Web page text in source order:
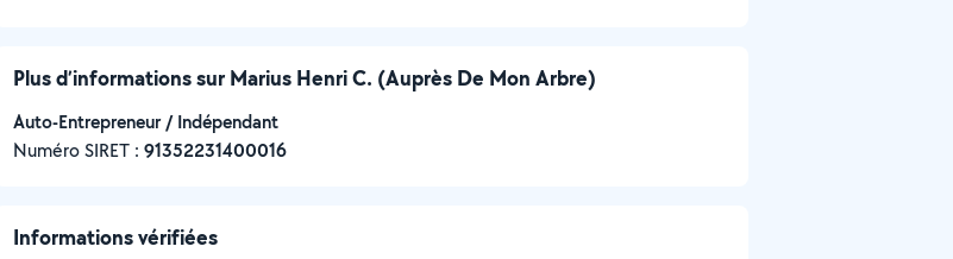
Plus d’informations sur Marius Henri C. (Auprès De Mon Arbre)
Auto-Entrepreneur / Indépendant
Numéro SIRET : ‍91352231400016
Informations vérifiées